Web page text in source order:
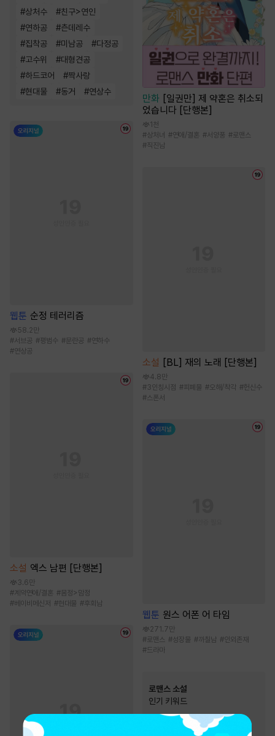
#상처수 #친구>연인
#연하공 #츤데레수
#집착공 #미남공 #다정공
#고수위 #대형견공
#하드코어 #짝사랑
#현대물 #동거 #연상수
웹툰 순정 테러리즘
58.2만
#서브공 #평범수 #문란공 #연하수
#연상공
소설 엑스 남편 [단행본]
3.6만
# 계약연애/결혼 # 몸정>맘정
#베이비메신저 #현대물 #후회남
만화
[일권만] 제 약혼은 취소되
었습니다 [단행본]
1천
#상처녀 #연애/결혼 #서양풍 #로맨스
#직진남
소설 [BL] 재의 노래 [단행본]
4.8만
#3인칭시점 #피폐물 #오해/착각 #헌신수
#스폰서
웹툰 원스 어폰 어 타임
271.7만
#로맨스 #성장물 #까칠남 #인외존재
#드라마
로맨스 소설
인기 키워드
순진녀